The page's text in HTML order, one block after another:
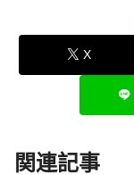
X
関連記事